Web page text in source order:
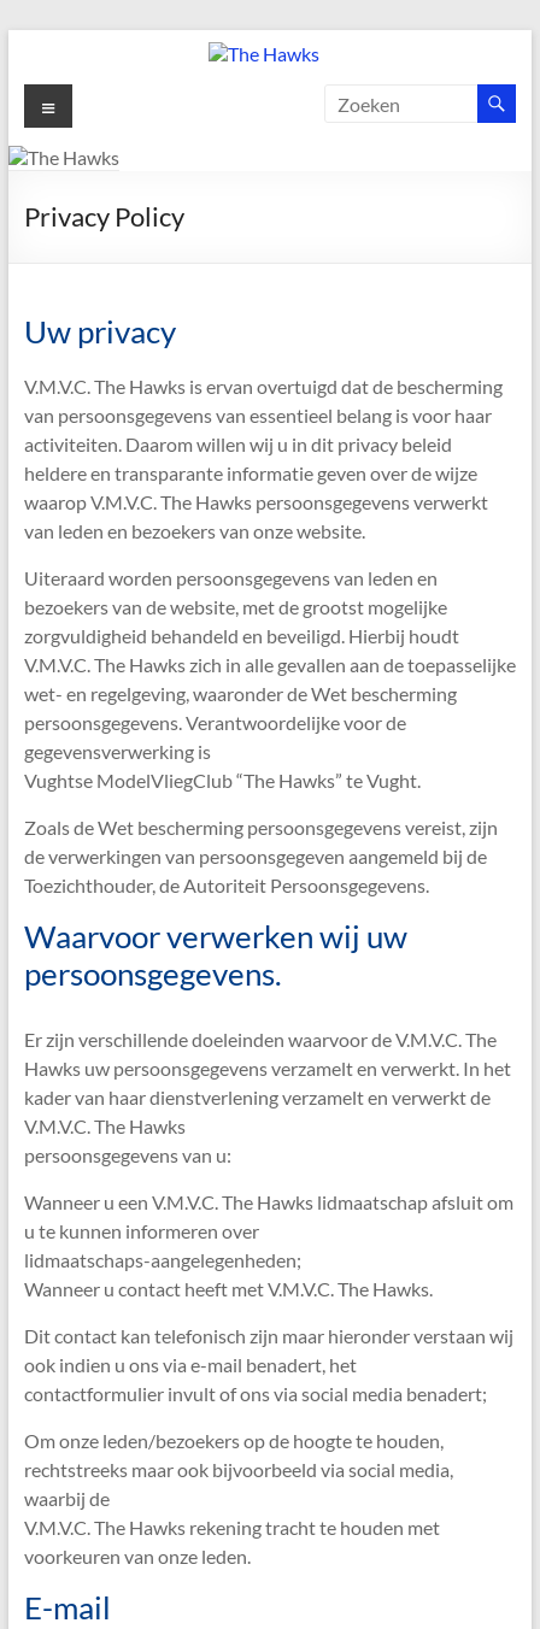
de
inhoud
The
Hawks
gezelligste
Menu
Privacy Policy
Uw privacy
V.M.V.C. The Hawks is ervan overtuigd dat de bescherming
van persoonsgegevens van essentieel belang is voor haar
activiteiten. Daarom willen wij u in dit privacy beleid
heldere en transparante informatie geven over de wijze
waarop V.M.V.C. The Hawks persoonsgegevens verwerkt
van leden en bezoekers van onze website.
Uiteraard worden persoonsgegevens van leden en
bezoekers van de website, met de grootst mogelijke
zorgvuldigheid behandeld en beveiligd. Hierbij houdt
V.M.V.C. The Hawks zich in alle gevallen aan de toepasselijke
wet- en regelgeving, waaronder de Wet bescherming
persoonsgegevens. Verantwoordelijke voor de
gegevensverwerking is
Vughtse ModelVliegClub “The Hawks” te Vught.
Zoals de Wet bescherming persoonsgegevens vereist, zijn
de verwerkingen van persoonsgegeven aangemeld bij de
Toezichthouder, de Autoriteit Persoonsgegevens.
Waarvoor verwerken wij uw
persoonsgegevens.
Er zijn verschillende doeleinden waarvoor de V.M.V.C. The
Hawks uw persoonsgegevens verzamelt en verwerkt. In het
kader van haar dienstverlening verzamelt en verwerkt de
V.M.V.C. The Hawks
persoonsgegevens van u:
Wanneer u een V.M.V.C. The Hawks lidmaatschap afsluit om
u te kunnen informeren over
lidmaatschaps-aangelegenheden;
Wanneer u contact heeft met V.M.V.C. The Hawks.
Dit contact kan telefonisch zijn maar hieronder verstaan wij
ook indien u ons via e-mail benadert, het
contactformulier invult of ons via social media benadert;
Om onze leden/bezoekers op de hoogte te houden,
rechtstreeks maar ook bijvoorbeeld via social media,
waarbij de
V.M.V.C. The Hawks rekening tracht te houden met
voorkeuren van onze leden.
E-mail